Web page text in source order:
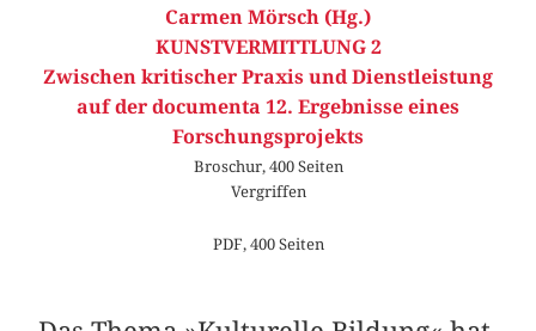
Carmen Mörsch (Hg.)
KUNSTVERMITTLUNG 2
Zwischen kritischer Praxis und Dienstleistung
auf der documenta 12. Ergebnisse eines
Forschungsprojekts
Broschur, 400 Seiten
Vergriffen
PDF, 400 Seiten